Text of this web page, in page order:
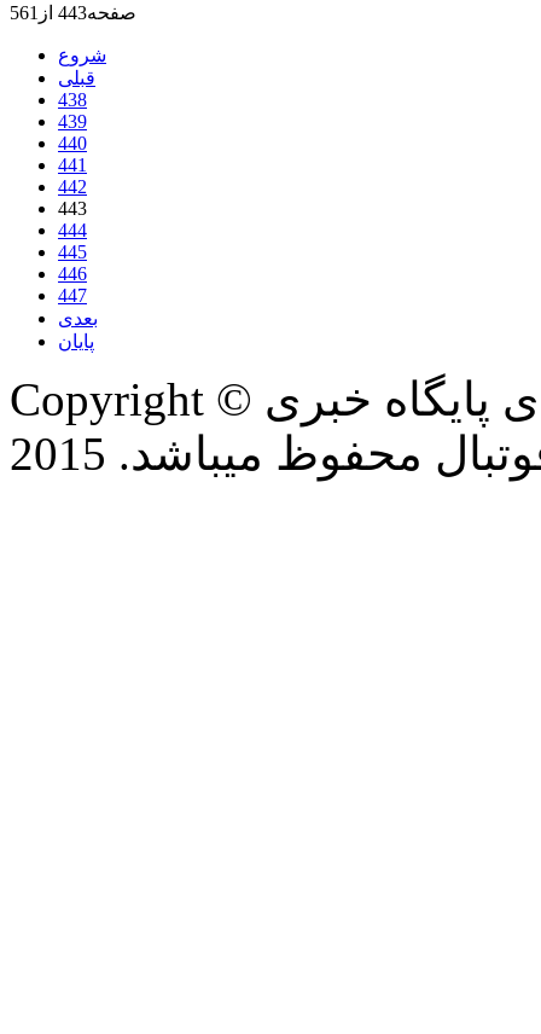
صفحه443 از561
شروع
قبلی
438
439
440
441
442
443
444
445
446
447
بعدی
پایان
Copyright © تمام حقوق این وب سایت برای پایگاه خبری
محفوظ میباشد. 2015